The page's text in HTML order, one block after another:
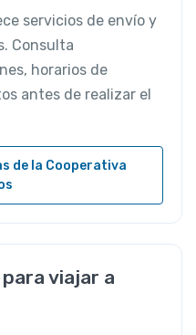
servicios de envío y
Consulta
horarios de
antes de realizar el
de la Cooperativa
viajar a